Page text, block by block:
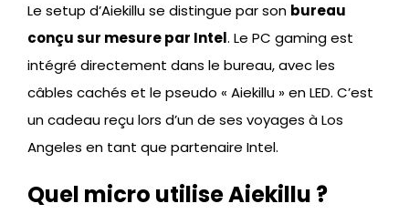
Le setup d’Aiekillu se distingue par son bureau
conçu sur mesure par Intel. Le PC gaming est
intégré directement dans le bureau, avec les
câbles cachés et le pseudo « Aiekillu » en LED. C’est
un cadeau reçu lors d’un de ses voyages à Los
Angeles en tant que partenaire Intel.
Quel micro utilise Aiekillu ?